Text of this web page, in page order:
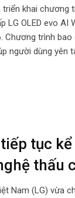
khai chương
OLED evo AI
Chương trình
người dùng yên
tục
thấu
Nam (LG) vừa